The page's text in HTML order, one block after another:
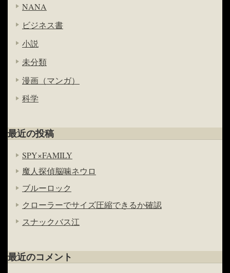
NANA
ビジネス書
小説
未分類
漫画（マンガ）
科学
最近の投稿
SPY×FAMILY
魔人探偵脳噛ネウロ
ブルーロック
クローラーでサイズ圧縮できるか確認
スナックバス江
最近のコメント